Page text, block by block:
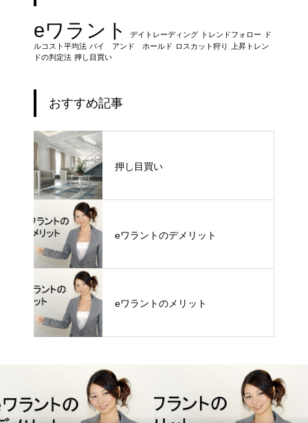
eワラント デイトレーディング トレンドフォロー
ド
ルコスト平均法 バイ アンド ホールド ロスカット狩り
上昇トレン
ドの判定法 押し目買い
おすすめ記事
押し目買い
eワラントのデメリット
eワラントのメリット